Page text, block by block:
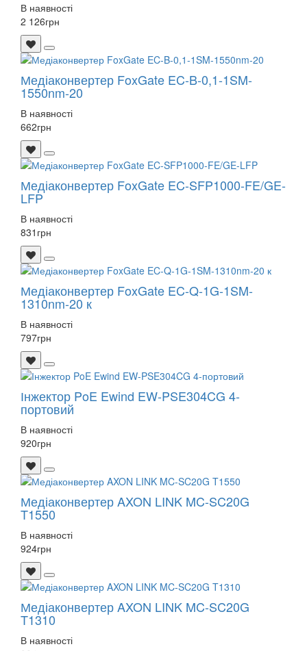
В наявності
2 126грн
Медіаконвертер FoxGate EC-B-0,1-1SM-
1550nm-20
В наявності
662грн
Медіаконвертер FoxGate EC-SFP1000-FE/GE-
LFP
В наявності
831 грн
Медіаконвертер FoxGate EC-Q-1G-1SM-
1310nm-20 к
В наявності
797грн
Інжектор PoE Ewind EW-PSE304CG 4-
портовий
В наявності
920грн
Медіаконвертер AXON LINK MC-SC20G
T1550
В наявності
924грн
Медіаконвертер AXON LINK MC-SC20G
T1310
В наявності